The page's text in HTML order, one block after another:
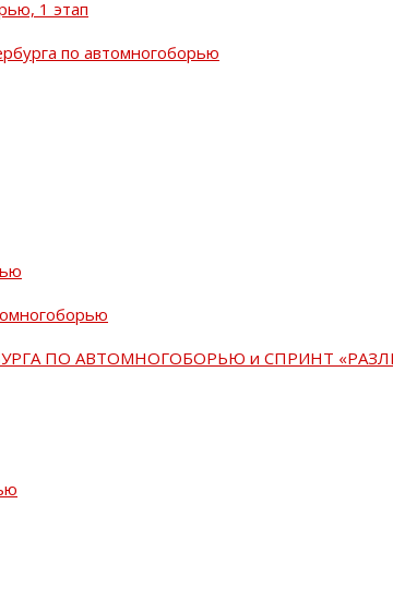
1 этап
по автомногоборью
ПО АВТОМНОГОБОРЬЮ и СПРИНТ